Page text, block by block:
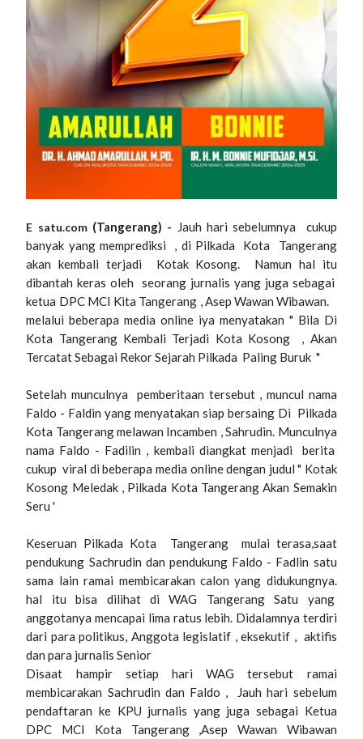
E satu.com (Tangerang) -
Jauh hari sebelumnya cukup
banyak yang memprediksi , di Pilkada Kota Tangerang
akan kembali terjadi Kotak Kosong. Namun hal itu
dibantah keras oleh seorang jurnalis yang juga sebagai
ketua DPC MCI Kita Tangerang , Asep Wawan Wibawan.
melalui beberapa media online iya menyatakan " Bila Di
Kota Tangerang Kembali Terjadi Kota Kosong , Akan
Tercatat Sebagai Rekor Sejarah Pilkada Paling Buruk "
Setelah munculnya pemberitaan tersebut , muncul nama
Faldo - Faldin yang menyatakan siap bersaing Di Pilkada
Kota Tangerang melawan Incamben , Sahrudin. Munculnya
nama Faldo - Fadilin , kembali diangkat menjadi berita
cukup viral di beberapa media online dengan judul " Kotak
Kosong Meledak , Pilkada Kota Tangerang Akan Semakin
Seru '
Keseruan Pilkada Kota Tangerang mulai terasa,saat
pendukung Sachrudin dan pendukung Faldo - Fadlin satu
sama lain ramai membicarakan calon yang didukungnya.
hal itu bisa dilihat di WAG Tangerang Satu yang
anggotanya mencapai lima ratus lebih. Didalamnya terdiri
dari para politikus, Anggota legislatif , eksekutif , aktifis
dan para jurnalis Senior
Disaat hampir setiap hari WAG tersebut ramai
membicarakan Sachrudin dan Faldo , Jauh hari sebelum
pendaftaran ke KPU jurnalis yang juga sebagai Ketua
DPC MCI Kota Tangerang ,Asep Wawan Wibawan